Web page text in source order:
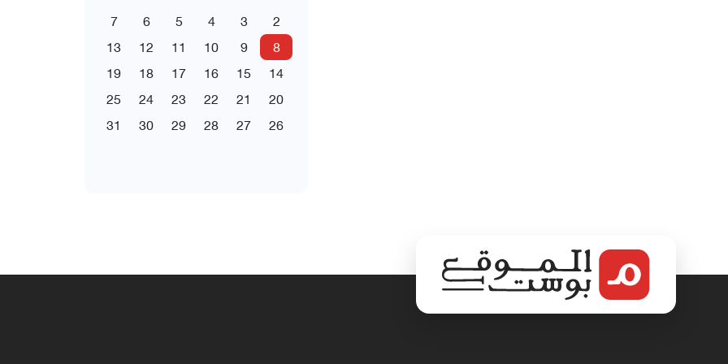
2
3
4
5
6
7
8
9
10
11
12
13
14
15
16
17
18
19
20
21
22
23
24
25
26
27
28
29
30
31